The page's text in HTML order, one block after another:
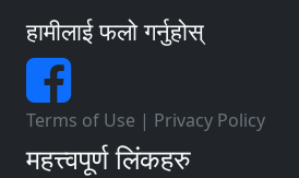
हामीलाई फलो गर्नुहोस्
Terms of Use | Privacy Policy
महत्त्वपूर्ण लिंकहरु